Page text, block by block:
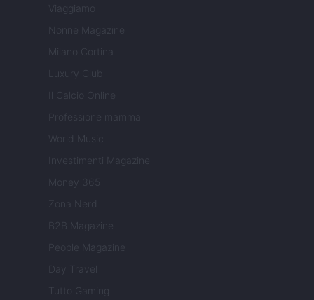
Viaggiamo
Nonne Magazine
Milano Cortina
Luxury Club
Il Calcio Online
Professione mamma
World Music
Investimenti Magazine
Money 365
Zona Nerd
B2B Magazine
People Magazine
Day Travel
Tutto Gaming